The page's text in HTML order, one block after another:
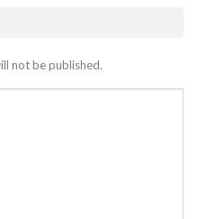
not be published.